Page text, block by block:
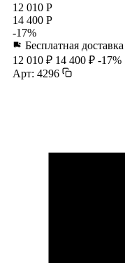
12 010 Р
14 400 Р
-17%
Бесплатная доставка
12 010 ₽ 14 400 ₽ -17%
Арт: 4296